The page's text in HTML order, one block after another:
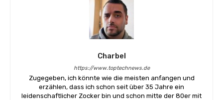
Charbel
https://www.toptechnews.de
Zugegeben, ich könnte wie die meisten anfangen und
erzählen, dass ich schon seit über 35 Jahre ein
leidenschaftlicher Zocker bin und schon mitte der 80er mit